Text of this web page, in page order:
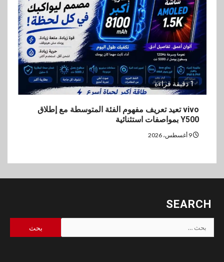
1 دقيقة قراءة
vivo تعيد تعريف مفهوم الفئة المتوسطة مع إطلاق
Y500 بمواصفات استثنائية
SEARCH
البحث
عن: